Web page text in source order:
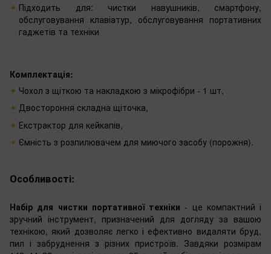
Підходить для: чистки навушників, смартфону,
обслуговування клавіатур, обслуговування портативних
гаджетів та техніки
Комплектація:
Чохол з щіткою та накладкою з мікрофібри - 1 шт,
Двостороння складна щіточка,
Екстрактор для кейкапів,
Ємність з розпилювачем для миючого засобу (порожня).
Особливості:
Набір для чистки портативної техніки - це компактний і
зручний інструмент, призначений для догляду за вашою
технікою, який дозволяє легко і ефективно видаляти бруд,
пил і забруднення з різних пристроїв. Завдяки розмірам